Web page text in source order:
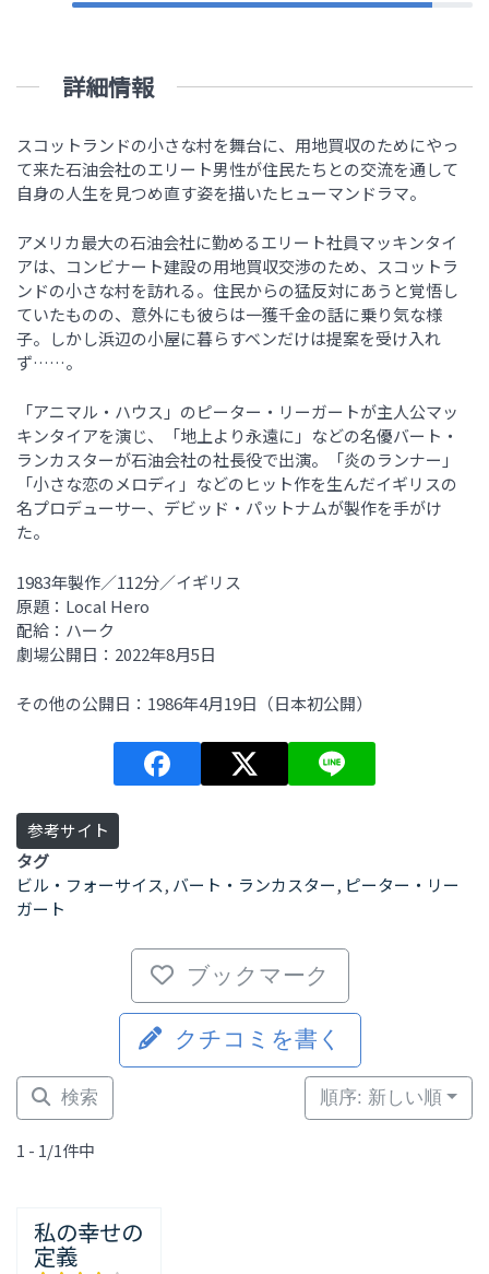
詳細情報
スコットランドの小さな村を舞台に、用地買収のためにやっ
て来た石油会社のエリート男性が住民たちとの交流を通して
自身の人生を見つめ直す姿を描いたヒューマンドラマ。
アメリカ最大の石油会社に勤めるエリート社員マッキンタイ
アは、コンビナート建設の用地買収交渉のため、スコットラ
ンドの小さな村を訪れる。住民からの猛反対にあうと覚悟し
ていたものの、意外にも彼らは一獲千金の話に乗り気な様
子。しかし浜辺の小屋に暮らすベンだけは提案を受け入れ
ず……。
「アニマル・ハウス」のピーター・リーガートが主人公マッ
キンタイアを演じ、「地上より永遠に」などの名優バート・
ランカスターが石油会社の社長役で出演。「炎のランナー」
「小さな恋のメロディ」などのヒット作を生んだイギリスの
名プロデューサー、デビッド・パットナムが製作を手がけ
た。
1983年製作／112分／イギリス
原題：Local Hero
配給：ハーク
劇場公開日：2022年8月5日
その他の公開日：1986年4月19日（日本初公開）
参考サイト
タグ
ビル・フォーサイス, バート・ランカスター, ピーター・リー
ガート
ブックマーク
クチコミを書く
検索
1 - 1/1件中
順序: 新しい順
私の幸せの
定義